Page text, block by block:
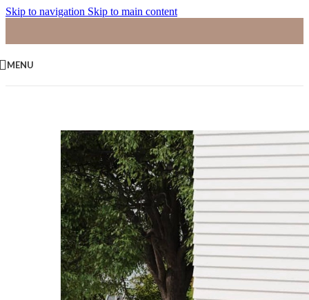
Skip to navigation Skip to main content
MENU